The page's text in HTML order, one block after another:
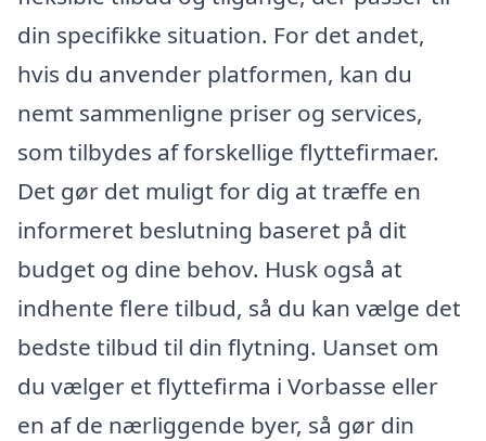
din specifikke situation. For det andet,
hvis du anvender platformen, kan du
nemt sammenligne priser og services,
som tilbydes af forskellige flyttefirmaer.
Det gør det muligt for dig at træffe en
informeret beslutning baseret på dit
budget og dine behov. Husk også at
indhente flere tilbud, så du kan vælge det
bedste tilbud til din flytning. Uanset om
du vælger et flyttefirma i Vorbasse eller
en af de nærliggende byer, så gør din